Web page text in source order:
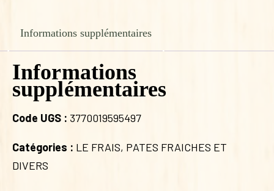
Informations supplémentaires
Informations
supplémentaires
Code UGS : 3770019595497
Catégories : LE FRAIS, PATES FRAICHES ET
DIVERS